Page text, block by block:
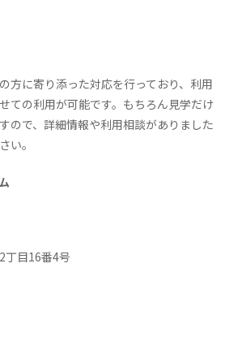
方に寄り添った対応を行っており、利用
ての利用が可能です。もちろん見学だけ
ので、詳細情報や利用相談がありました
い。
丁目16番4号